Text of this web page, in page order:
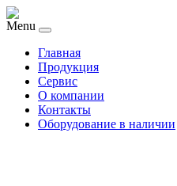
Menu
Главная
Продукция
Сервис
О компании
Контакты
Оборудование в наличии